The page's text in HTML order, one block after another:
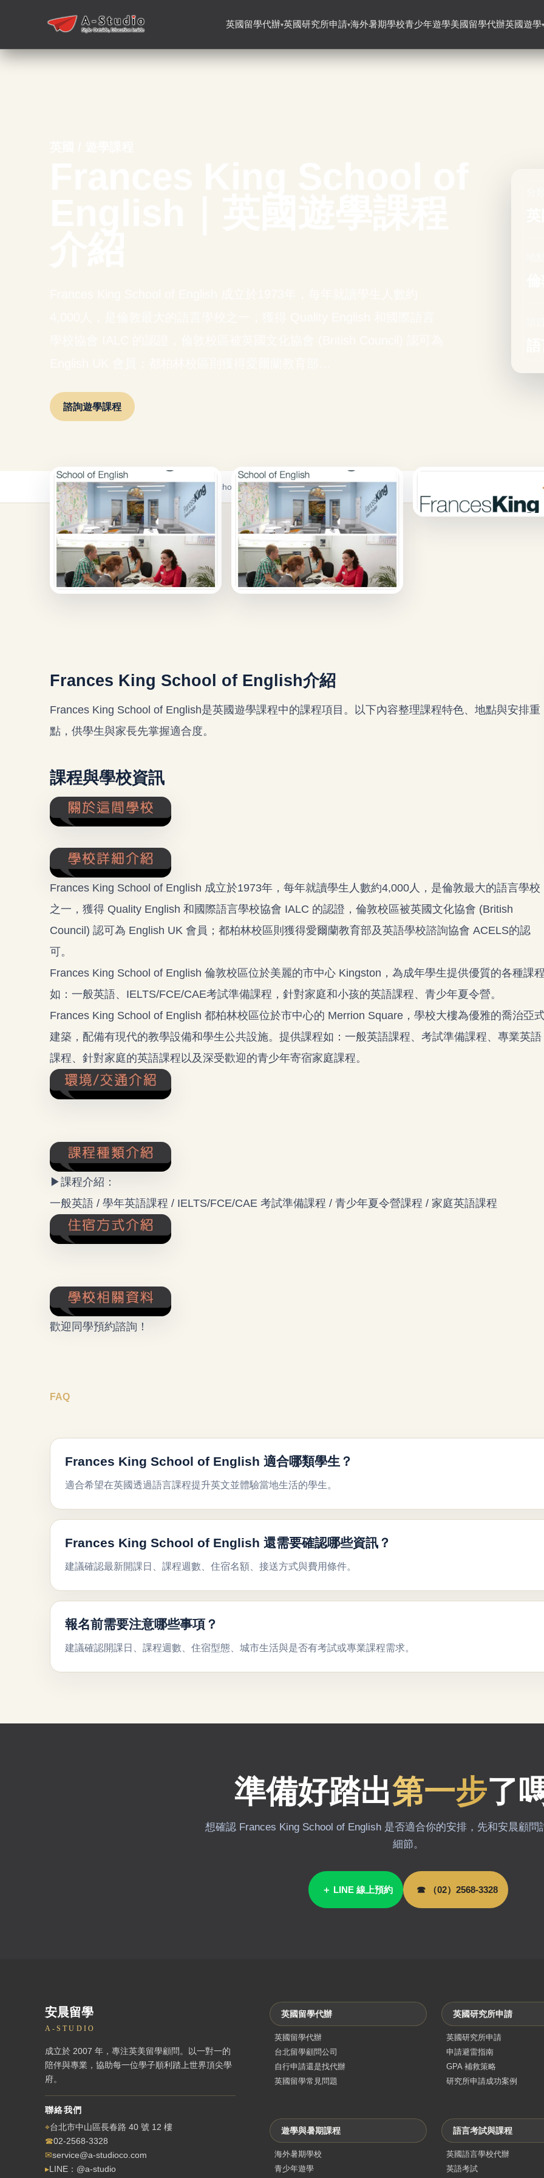
英國留學代辦▾英國研究所申請▾海外暑期學校青少年遊學美國留學代辦英國遊學▾
諮詢遊學課程
首頁/遊學課程/英國遊學課程/Frances King School of English
Frances King School of English介紹
Frances King School of English是英國遊學課程中的課程項目。以下內容整理課程特色、地點與安排重
點，供學生與家長先掌握適合度。
課程與學校資訊
Frances King School of English 成立於1973年，每年就讀學生人數約4,000人，是倫敦最大的語言學校
之一，獲得 Quality English 和國際語言學校協會 IALC 的認證，倫敦校區被英國文化協會 (British
Council) 認可為 English UK 會員；都柏林校區則獲得愛爾蘭教育部及英語學校諮詢協會 ACELS的認
可。
Frances King School of English 倫敦校區位於美麗的市中心 Kingston，為成年學生提供優質的各種課
如：一般英語、IELTS/FCE/CAE考試準備課程，針對家庭和小孩的英語課程、青少年夏令營。
Frances King School of English 都柏林校區位於市中心的 Merrion Square，學校大樓為優雅的喬治亞
建築，配備有現代的教學設備和學生公共設施。提供課程如：一般英語課程、考試準備課程、專業英語
課程、針對家庭的英語課程以及深受歡迎的青少年寄宿家庭課程。
▶課程介紹：
一般英語 / 學年英語課程 / IELTS/FCE/CAE 考試準備課程 / 青少年夏令營課程 / 家庭英語課程
歡迎同學預約諮詢！
FAQ
Frances King School of English 適合哪類學生？
適合希望在英國透過語言課程提升英文並體驗當地生活的學生。
Frances King School of English 還需要確認哪些資訊？
建議確認最新開課日、課程週數、住宿名額、接送方式與費用條件。
報名前需要注意哪些事項？
建議確認開課日、課程週數、住宿型態、城市生活與是否有考試或專業課程需求。
準備好踏出第一步了
想確認 Frances King School of English 是否適合你的安排，先和安晨顧問
細節。
＋ LINE 線上預約 ☎ （02）2568-3328
安晨留學
A-STUDIO
成立於 2007 年，專注英美留學顧問。以一對一的
陪伴與專業，協助每一位學子順利踏上世界頂尖學
府。
聯絡我們
⌖台北市中山區長春路 40 號 12 樓
☎02-2568-3328
✉service@a-studioco.com
▸LINE：@a-studio
英國留學代辦
英國留學代辦
台北留學顧問公司
自行申請還是找代辦
英國留學常見問題
英國研究所申請
英國研究所申請
申請避雷指南
GPA 補救策略
研究所申請成功案例
遊學與暑期課程
海外暑期學校
青少年遊學
語言考試與課程
英國語言學校代辦
英語考試